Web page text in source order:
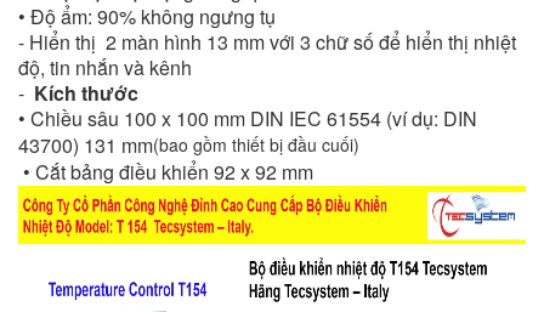
• Độ ẩm: 90% không ngưng tụ
- Hiển thị 2 màn hình 13 mm với 3 chữ số để hiển thị nhiệt
độ, tin nhắn và kênh
- Kích thước
• Chiều sâu 100 x 100 mm DIN IEC 61554 (ví dụ: DIN
43700) 131 mm(bao gồm thiết bị đầu cuối)
• Cắt bảng điều khiển 92 x 92 mm